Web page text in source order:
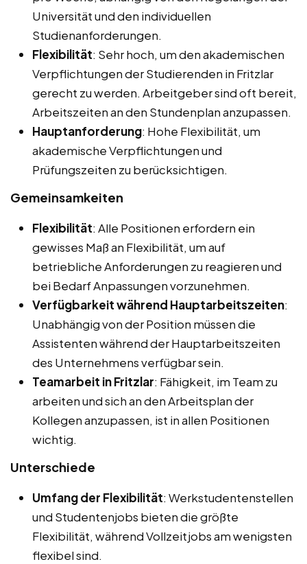
Universität und den individuellen
Studienanforderungen.
Flexibilität: Sehr hoch, um den akademischen
Verpflichtungen der Studierenden in Fritzlar
gerecht zu werden. Arbeitgeber sind oft bereit,
Arbeitszeiten an den Stundenplan anzupassen.
Hauptanforderung: Hohe Flexibilität, um
akademische Verpflichtungen und
Prüfungszeiten zu berücksichtigen.
Gemeinsamkeiten
Flexibilität: Alle Positionen erfordern ein
gewisses Maß an Flexibilität, um auf
betriebliche Anforderungen zu reagieren und
bei Bedarf Anpassungen vorzunehmen.
Verfügbarkeit während Hauptarbeitszeiten:
Unabhängig von der Position müssen die
Assistenten während der Hauptarbeitszeiten
des Unternehmens verfügbar sein.
Teamarbeit in Fritzlar: Fähigkeit, im Team zu
arbeiten und sich an den Arbeitsplan der
Kollegen anzupassen, ist in allen Positionen
wichtig.
Unterschiede
Umfang der Flexibilität: Werkstudentenstellen
und Studentenjobs bieten die größte
Flexibilität, während Vollzeitjobs am wenigsten
flexibel sind.